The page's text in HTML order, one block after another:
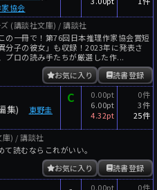
協会
(講談社文庫) / 講談社
の一冊で！第76回日本推理作家協会賞短
分子の彼女」も収録！2023年に発表さ
プロの読み手たちが厳選した作...
読書登録
お気に入り
集)
東野圭
C
0.00pt
6.00pt
4.32pt
0件
3件
25件
庫) / 講談社
読むならこれがいい。
読書登録
お気に入り
0.00pt 0件